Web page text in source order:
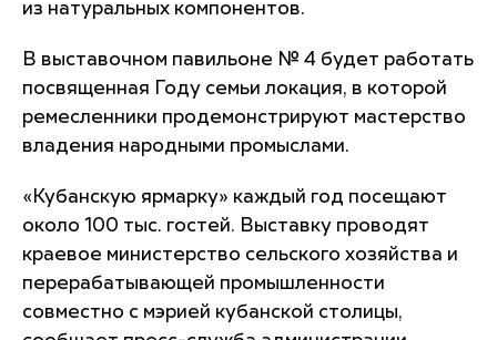
из натуральных компонентов.
В выставочном павильоне № 4 будет работать
посвященная Году семьи локация, в которой
ремесленники продемонстрируют мастерство
владения народными промыслами.
«Кубанскую ярмарку» каждый год посещают
около 100 тыс. гостей. Выставку проводят
краевое министерство сельского хозяйства и
перерабатывающей промышленности
совместно с мэрией кубанской столицы,